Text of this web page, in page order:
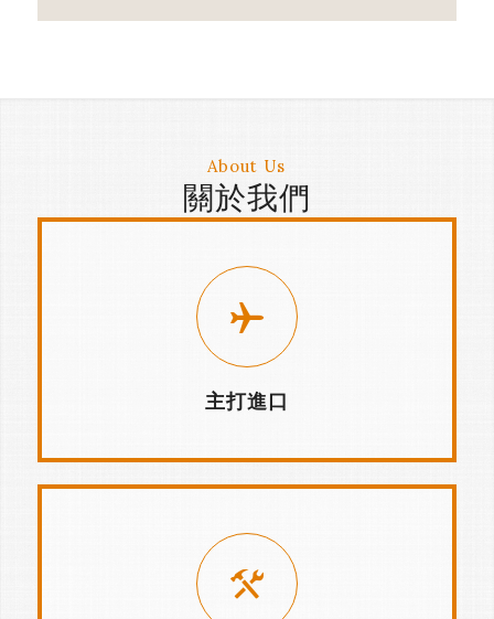
About Us
關於我們
主打進口